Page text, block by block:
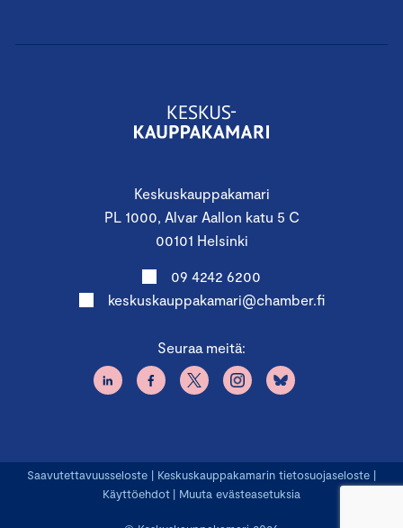
Keskuskauppakamari
PL 1000, Alvar Aallon katu 5 C
00101 Helsinki
09 4242 6200
keskuskauppakamari@chamber.fi
Seuraa meitä:
Saavutettavuusseloste | Keskuskauppakamarin tietosuojaseloste |
Käyttöehdot | Muuta evästeasetuksia